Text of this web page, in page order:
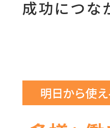
成功につな